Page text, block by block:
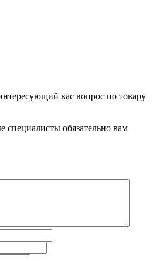
вас вопрос по товару
обязательно вам